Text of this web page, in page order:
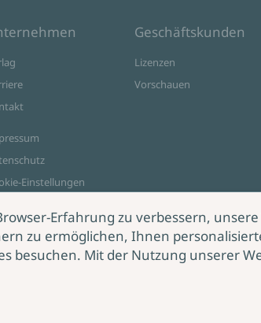
Einstellungen
Geschäftskunden
Lizenzen
Vorschauen
Erfahrung zu verbessern, unsere
zu ermöglichen, Ihnen
besuchen. Mit der Nutzung unserer